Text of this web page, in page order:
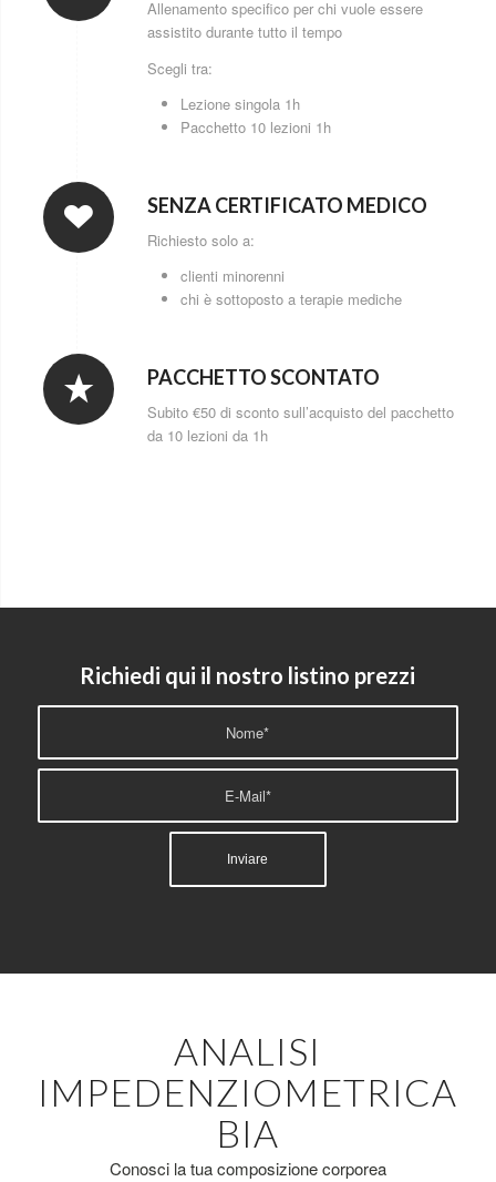
Allenamento specifico per chi vuole essere
assistito durante tutto il tempo
Scegli tra:
Lezione singola 1h
Pacchetto 10 lezioni 1h
SENZA CERTIFICATO MEDICO
Richiesto solo a:
clienti minorenni
chi è sottoposto a terapie mediche
PACCHETTO SCONTATO
Subito €50 di sconto sull’acquisto del pacchetto
da 10 lezioni da 1h
Richiedi qui il nostro listino prezzi
ANALISI
IMPEDENZIOMETRICA
BIA
Conosci la tua composizione corporea